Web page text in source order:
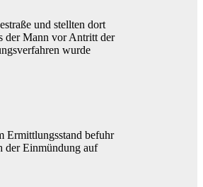
und stellten dort
der Mann vor Antritt der
wurde
Ermittlungsstand befuhr
der Einmündung auf